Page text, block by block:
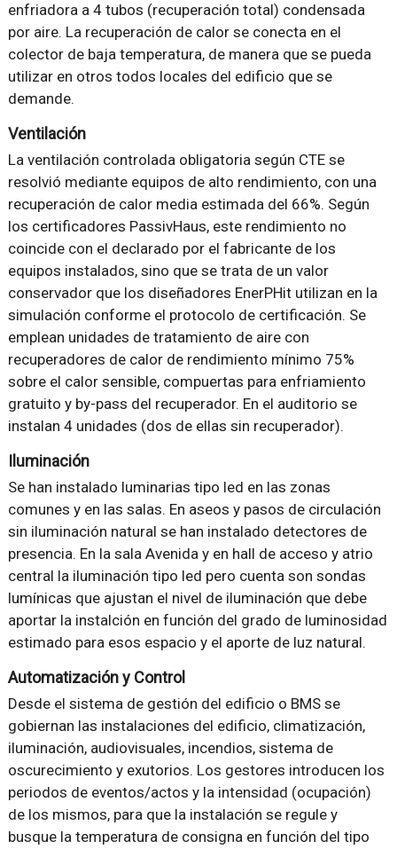
enfriadora a 4 tubos (recuperación total) condensada
por aire. La recuperación de calor se conecta en el
colector de baja temperatura, de manera que se pueda
utilizar en otros todos locales del edificio que se
demande.
Ventilación
La ventilación controlada obligatoria según CTE se
resolvió mediante equipos de alto rendimiento, con una
recuperación de calor media estimada del 66%. Según
los certificadores PassivHaus, este rendimiento no
coincide con el declarado por el fabricante de los
equipos instalados, sino que se trata de un valor
conservador que los diseñadores EnerPHit utilizan en la
simulación conforme el protocolo de certificación. Se
emplean unidades de tratamiento de aire con
recuperadores de calor de rendimiento mínimo 75%
sobre el calor sensible, compuertas para enfriamiento
gratuito y by-pass del recuperador. En el auditorio se
instalan 4 unidades (dos de ellas sin recuperador).
Iluminación
Se han instalado luminarias tipo led en las zonas
comunes y en las salas. En aseos y pasos de circulación
sin iluminación natural se han instalado detectores de
presencia. En la sala Avenida y en hall de acceso y atrio
central la iluminación tipo led pero cuenta son sondas
lumínicas que ajustan el nivel de iluminación que debe
aportar la instalción en función del grado de luminosidad
estimado para esos espacio y el aporte de luz natural.
Automatización y Control
Desde el sistema de gestión del edificio o BMS se
gobiernan las instalaciones del edificio, climatización,
iluminación, audiovisuales, incendios, sistema de
oscurecimiento y exutorios. Los gestores introducen los
periodos de eventos/actos y la intensidad (ocupación)
de los mismos, para que la instalación se regule y
busque la temperatura de consigna en función del tipo